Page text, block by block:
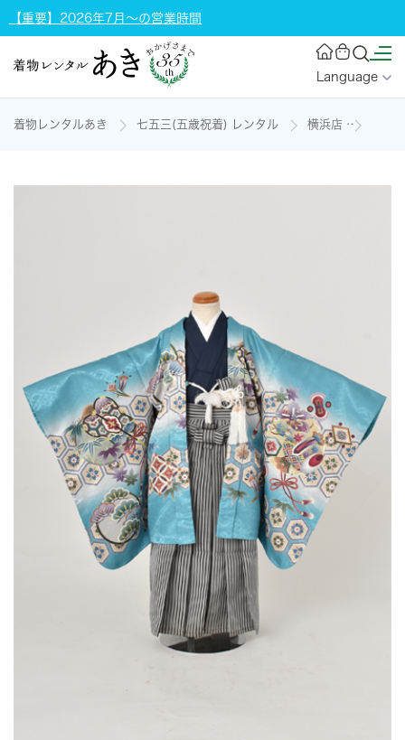
【重要】2026年7月～の営業時間
Language
着物レンタルあき 七五三(五歳祝着) レンタル 横浜店